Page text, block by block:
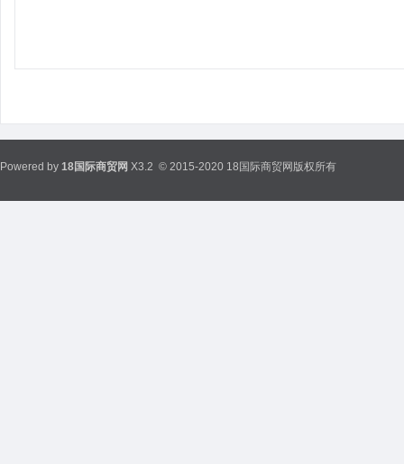
Powered by 18国际商贸网 X3.2 © 2015-2020 18国际商贸网版权所有